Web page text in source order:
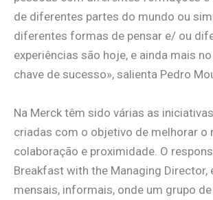
de diferentes partes do mundo ou
diferentes formas de pensar e/ ou
experiências são hoje, e ainda mais
chave de sucesso», salienta Pedro
Na Merck têm sido várias as
criadas com o objetivo de melhorar o
colaboração e proximidade. O
Breakfast with the Managing Director,
mensais, informais, onde um grupo